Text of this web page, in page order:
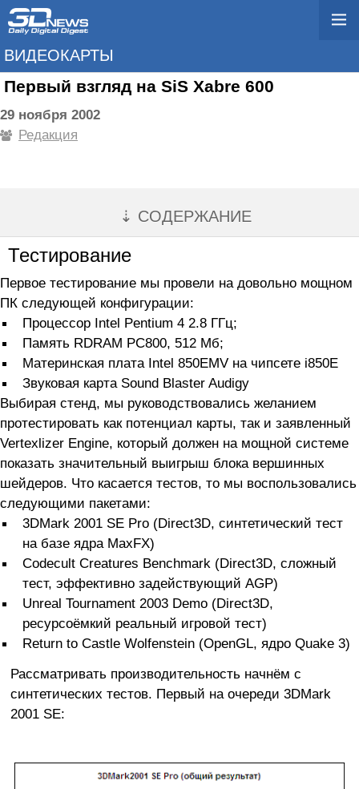
ВИДЕОКАРТЫ
Первый взгляд на SiS Xabre 600
29 ноября 2002
Редакция
⇣ СОДЕРЖАНИЕ
Тестирование
Первое тестирование мы провели на довольно мощном
ПК следующей конфигурации:
Процессор Intel Pentium 4 2.8 ГГц;
Память RDRAM PC800, 512 Мб;
Материнская плата Intel 850EMV на чипсете i850E
Звуковая карта Sound Blaster Audigy
Выбирая стенд, мы руководствовались желанием
протестировать как потенциал карты, так и заявленный
Vertexlizer Engine, который должен на мощной системе
показать значительный выигрыш блока вершинных
шейдеров. Что касается тестов, то мы воспользовались
следующими пакетами:
3DMark 2001 SE Pro (Direct3D, синтетический тест
на базе ядра MaxFX)
Codecult Creatures Benchmark (Direct3D, сложный
тест, эффективно задействующий AGP)
Unreal Tournament 2003 Demo (Direct3D,
ресурсоёмкий реальный игровой тест)
Return to Castle Wolfenstein (OpenGL, ядро Quake 3)
Рассматривать производительность начнём с
синтетических тестов. Первый на очереди 3DMark
2001 SE: